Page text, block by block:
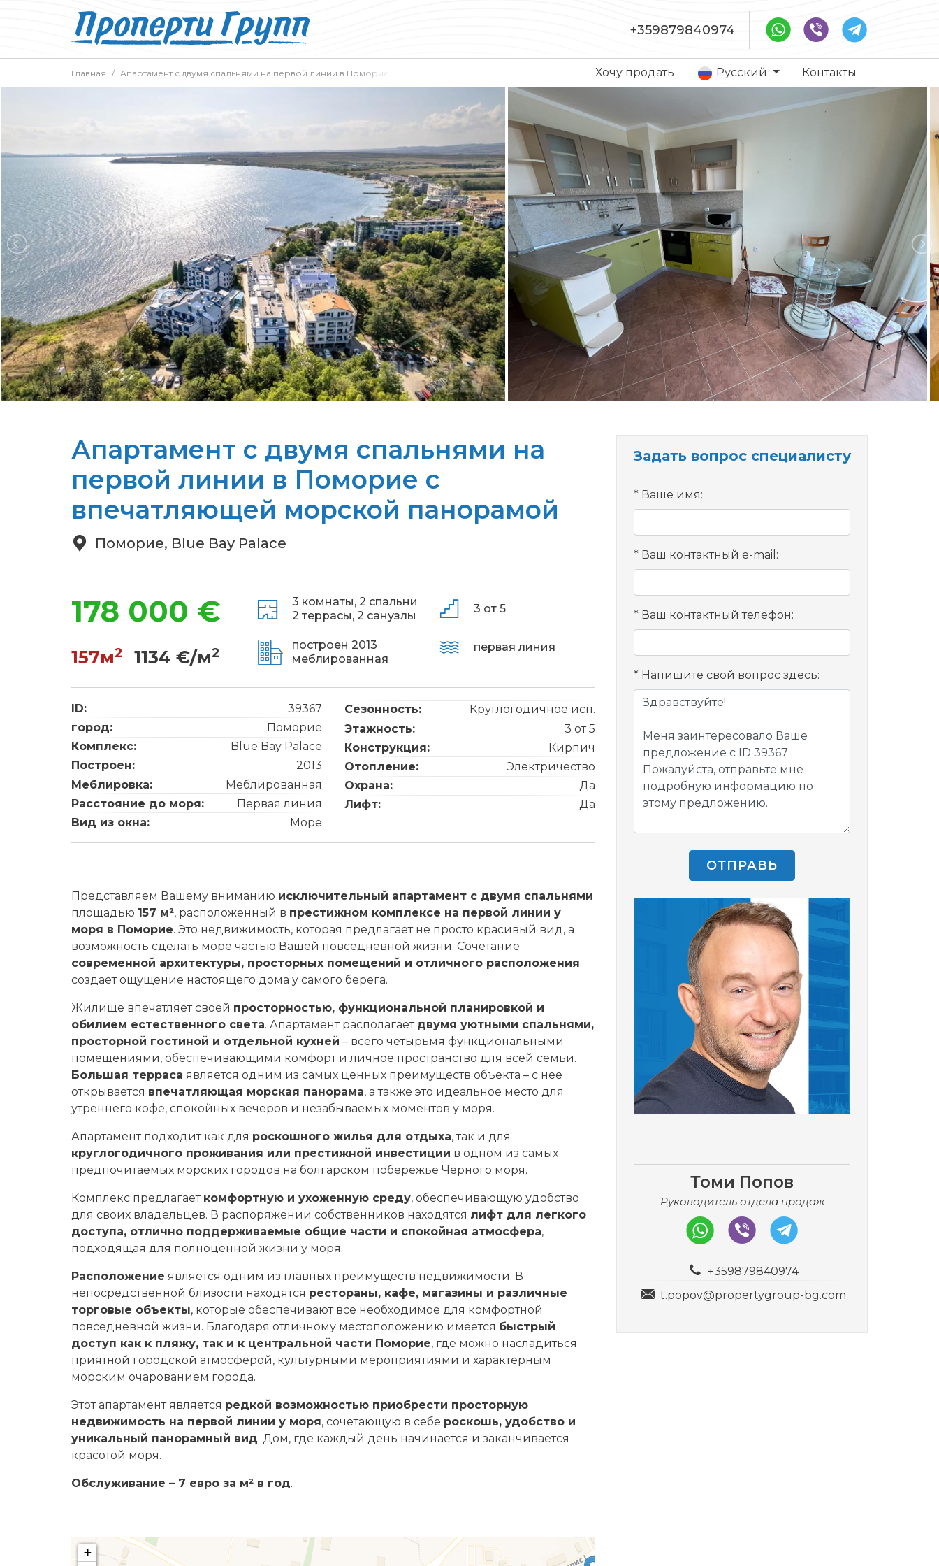
+359879840974
Главная Апартамент с двумя спальнями на первой линии в Поморие с впечатляющей морской панорамой Хочу продать Русский Контакты
Апартамент с двумя спальнями на
первой линии в Поморие с
впечатляющей морской панорамой
Поморие, Blue Bay Palace
178 000 €
157м2 1134 €/м2
3 комнаты, 2 спальни
2 террасы, 2 санузлы
построен 2013
меблированная
3 от 5
первая линия
ID:
39367
город:
Поморие
Комплекс:
Blue Bay Palace
Построен:
2013
Меблировка:
Меблированная
Расстояние до моря:
Первая линия
Вид из окна:
Море
Сезонность:
Круглогодичное исп.
Этажность:
3 от 5
Конструкция:
Кирпич
Отопление:
Электричество
Охрана:
Да
Лифт:
Да
Представляем Вашему вниманию исключительный апартамент с двумя спальнями
площадью 157 м², расположенный в престижном комплексе на первой линии у
моря в Поморие. Это недвижимость, которая предлагает не просто красивый вид, а
возможность сделать море частью Вашей повседневной жизни. Сочетание
современной архитектуры, просторных помещений и отличного расположения
создает ощущение настоящего дома у самого берега.
Жилище впечатляет своей просторностью, функциональной планировкой и
обилием естественного света. Апартамент располагает двумя уютными спальнями,
просторной гостиной и отдельной кухней – всего четырьмя функциональными
помещениями, обеспечивающими комфорт и личное пространство для всей семьи.
Большая терраса является одним из самых ценных преимуществ объекта – с нее
открывается впечатляющая морская панорама, а также это идеальное место для
утреннего кофе, спокойных вечеров и незабываемых моментов у моря.
Апартамент подходит как для роскошного жилья для отдыха, так и для
круглогодичного проживания или престижной инвестиции в одном из самых
предпочитаемых морских городов на болгарском побережье Черного моря.
Комплекс предлагает комфортную и ухоженную среду, обеспечивающую удобство
для своих владельцев. В распоряжении собственников находятся лифт для легкого
доступа, отлично поддерживаемые общие части и спокойная атмосфера,
подходящая для полноценной жизни у моря.
Расположение является одним из главных преимуществ недвижимости. В
непосредственной близости находятся рестораны, кафе, магазины и различные
торговые объекты, которые обеспечивают все необходимое для комфортной
повседневной жизни. Благодаря отличному местоположению имеется быстрый
доступ как к пляжу, так и к центральной части Поморие, где можно насладиться
приятной городской атмосферой, культурными мероприятиями и характерным
морским очарованием города.
Этот апартамент является редкой возможностью приобрести просторную
недвижимость на первой линии у моря, сочетающую в себе роскошь, удобство и
уникальный панорамный вид. Дом, где каждый день начинается и заканчивается
красотой моря.
Обслуживание – 7 евро за м² в год.
+
Задать вопрос специалисту
Ваше имя:
Ваш контактный e-mail:
Ваш контактный телефон:
Напишите свой вопрос здесь:
ОТПРАВЬ
Томи Попов
Руководитель отдела продаж
+359879840974
t.popov@propertygroup-bg.com